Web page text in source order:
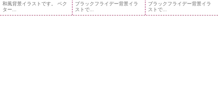
和風背景イラストです。 ベク
ター...
ブラックフライデー背景イラ
ストで...
ブラックフライデー背景イラ
ストで...